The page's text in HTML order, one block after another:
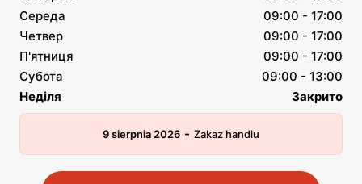
Середа
09:00 - 17:00
Четвер
09:00 - 17:00
П'ятниця
09:00 - 17:00
Субота
09:00 - 13:00
Неділя
Закрито
9 sierpnia 2026 - Zakaz handlu